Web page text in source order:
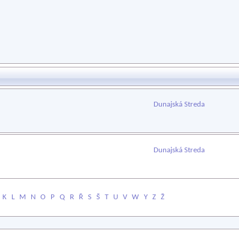
Dunajská Streda
Dunajská Streda
K L M N O P Q R Ř S Š T U V W Y Z Ž